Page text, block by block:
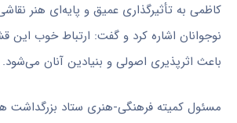
کاظمی به تأثیرگذاری عمیق و پایه‌ای هنر
نوجوانان اشاره کرد و گفت: ارتباط خوب این
باعث اثرپذیری اصولی و بنیادین آنان می‌شود.
مسئول کمیته فرهنگی-هنری ستاد بزرگداشت